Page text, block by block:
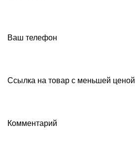
Ваш телефон
Ссылка на товар с меньшей ценой
Комментарий